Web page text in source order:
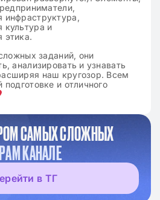
инфраструктура,
культура и
этика.
заданий, они
анализировать и узнавать
наш кругозор. Всем
и отличного
САМЫХ СЛОЖНЫХ
КАНАЛЕ
в ТГ